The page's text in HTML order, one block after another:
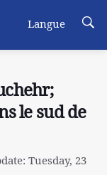
Langue
le sud de
Tuesday, 23